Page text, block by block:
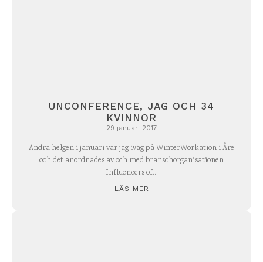
UNCONFERENCE, JAG OCH 34
KVINNOR
29 januari 2017
Andra helgen i januari var jag iväg på WinterWorkation i Åre
och det anordnades av och med branschorganisationen
Influencers of...
LÄS MER